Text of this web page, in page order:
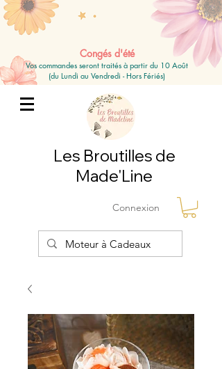
Congés d'été
Vos commandes seront traités à partir du 10 Août
(du Lundi au Vendredi - Hors Fériés)
Les Broutilles de
Made'Line
Connexion